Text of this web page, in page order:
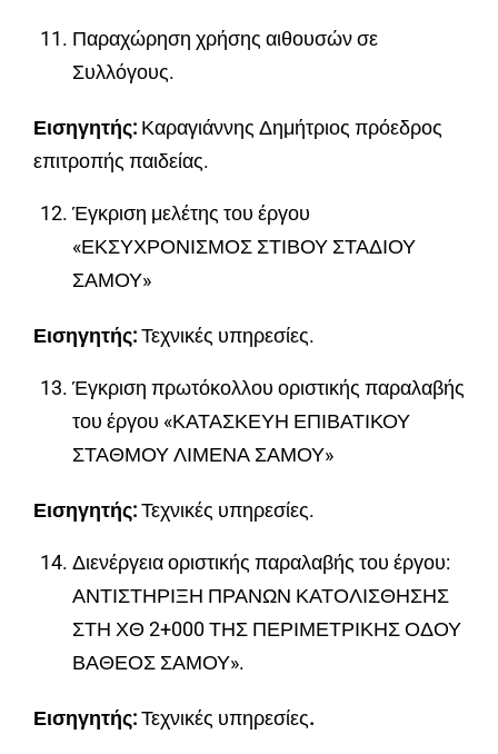
Παραχώρηση χρήσης αιθουσών σε
Συλλόγους.
Εισηγητής: Καραγιάννης Δημήτριος πρόεδρος
επιτροπής παιδείας.
Έγκριση μελέτης του έργου
«ΕΚΣΥΧΡΟΝΙΣΜΟΣ ΣΤΙΒΟΥ ΣΤΑΔΙΟΥ
ΣΑΜΟΥ»
Εισηγητής:Τεχνικές υπηρεσίες.
Έγκριση πρωτόκολλου οριστικής παραλαβής
του έργου «ΚΑΤΑΣΚΕΥΗ ΕΠΙΒΑΤΙΚΟΥ
ΣΤΑΘΜΟΥ ΛΙΜΕΝΑ ΣΑΜΟΥ»
Εισηγητής:Τεχνικές υπηρεσίες.
Διενέργεια οριστικής παραλαβής του έργου:
ΑΝΤΙΣΤΗΡΙΞΗ ΠΡΑΝΩΝ ΚΑΤΟΛΙΣΘΗΣΗΣ
ΣΤΗ ΧΘ 2+000 ΤΗΣ ΠΕΡΙΜΕΤΡΙΚΗΣ ΟΔΟΥ
ΒΑΘΕΟΣ ΣΑΜΟΥ».
Εισηγητής:Τεχνικές υπηρεσίες.